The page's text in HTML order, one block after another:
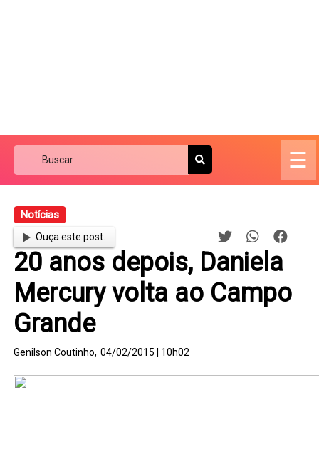
☰
Notícias
Ouça este post.
20 anos depois, Daniela
Mercury volta ao Campo
Grande
Genilson Coutinho, 04/02/2015 | 10h02